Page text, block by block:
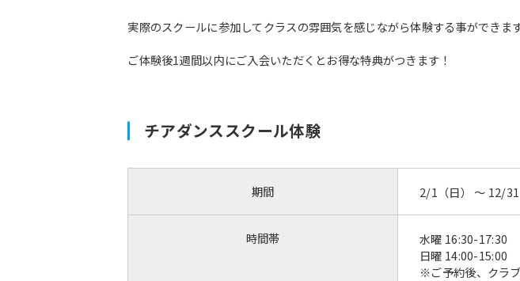
実際のスクールに参加してクラスの雰囲気を感じながら体験する事ができます
ご体験後1週間以内にご入会いただくとお得な特典がつきます！
チアダンススクール体験
期間 2/1（日） 〜 12/31
時間帯
水曜 16:30-17:30
日曜 14:00-15:00
※ご予約後、クラ